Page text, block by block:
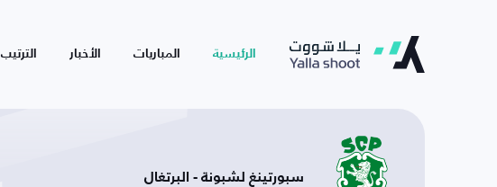
الرئيسية المباريات الأخبار الترتيب
سبورتينغ لشبونة - البرتغال